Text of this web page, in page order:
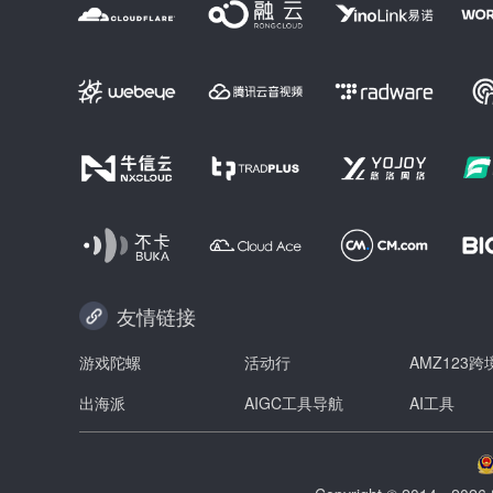
友情链接
游戏陀螺 活动行
AMZ123跨
出海派
AIGC工具导航 AI工具